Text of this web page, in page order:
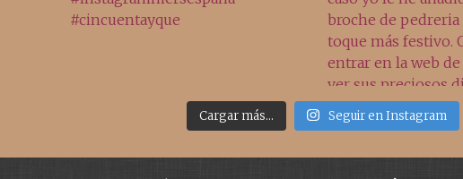
Cargar más... Seguir en Instagram